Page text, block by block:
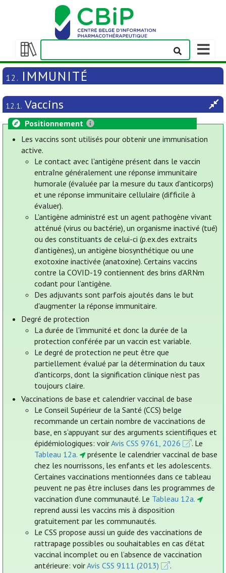
Afficher/masquer
la
table
matières
Afficher/
la
barre
12. IMMUNITÉ
12.1. Vaccins
Positionnement
Les vaccins sont utilisés pour obtenir une immunisation
active.
Le contact avec l'antigène présent dans le vaccin
entraîne généralement une réponse immunitaire
humorale (évaluée par la mesure du taux d'anticorps)
et une réponse immunitaire cellulaire (difficile à
évaluer).
L'antigène administré est un agent pathogène vivant
atténué (virus ou bactérie), un organisme inactivé (tué)
ou des constituants de celui-ci (p.ex.des extraits
d’antigènes), un antigène biosynthétique ou une
exotoxine inactivée (anatoxine). Certains vaccins
contre la COVID-19 contiennent des brins d’ARNm
codant pour l’antigène.
Des adjuvants sont parfois ajoutés dans le but
d'augmenter la réponse immunitaire.
Degré de protection
La durée de l'immunité et donc la durée de la
protection conférée par un vaccin est variable.
Le degré de protection ne peut être que
partiellement évalué par la détermination du taux
d'anticorps, dont la signification clinique n’est pas
toujours claire.
Vaccinations de base et calendrier vaccinal de base
Le Conseil Supérieur de la Santé (CCS) belge
recommande un certain nombre de vaccinations de
base, en s’appuyant sur des arguments scientifiques et
épidémiologiques: voirAvis CSS 9761, 2026
. Le
Tableau 12a.
présente le calendrier vaccinal de base
chez les nourrissons, les enfants et les adolescents.
Certaines vaccinations mentionnées dans ce tableau
peuvent ne pas être incluses dans les programmes de
vaccination d’une communauté. Le Tableau 12a.
reprend aussi les vaccins mis à disposition
gratuitement par les communautés.
Le CSS propose aussi un guide des vaccinations de
rattrapage possibles ou souhaitables en cas d’état
vaccinal incomplet ou en l’absence de vaccination
antérieure: voirAvis CSS 9111 (2013)
.